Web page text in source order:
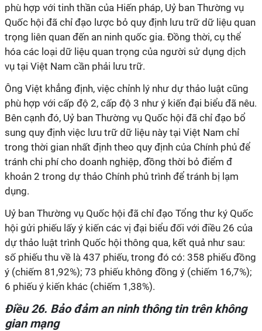
phù hợp với tinh thần của Hiến pháp, Uỷ ban Thường vụ
Quốc hội đã chỉ đạo lược bỏ quy định lưu trữ dữ liệu quan
trọng liên quan đến an ninh quốc gia. Đồng thời, cụ thể
hóa các loại dữ liệu quan trọng của người sử dụng dịch
vụ tại Việt Nam cần phải lưu trữ.
Ông Việt khẳng định, việc chỉnh lý như dự thảo luật cũng
phù hợp với cấp độ 2, cấp độ 3 như ý kiến đại biểu đã nêu.
Bên cạnh đó, Uỷ ban Thường vụ Quốc hội đã chỉ đạo bổ
sung quy định việc lưu trữ dữ liệu này tại Việt Nam chỉ
trong thời gian nhất định theo quy định của Chính phủ để
tránh chi phí cho doanh nghiệp, đồng thời bỏ điểm đ
khoản 2 trong dự thảo Chính phủ trình để tránh bị lạm
dụng.
Uỷ ban Thường vụ Quốc hội đã chỉ đạo Tổng thư ký Quốc
hội gửi phiếu lấy ý kiến các vị đại biểu đối với điều 26 của
dự thảo luật trình Quốc hội thông qua, kết quả như sau:
số phiếu thu về là 437 phiếu, trong đó có: 358 phiếu đồng
ý (chiếm 81,92%); 73 phiếu không đồng ý (chiếm 16,7%);
6 phiếu ý kiến khác (chiếm 1,38%).
Điều 26. Bảo đảm an ninh thông tin trên không
gian mạng